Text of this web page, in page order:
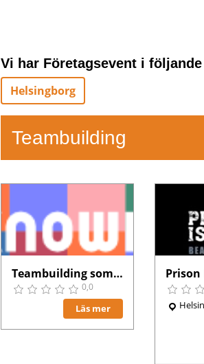
Vi har Företagsevent i
Helsingborg
Teambuilding
Teambuilding som skapar liv i teamet på ett nytt och roligt sätt!
0,0
Läs mer
Prison